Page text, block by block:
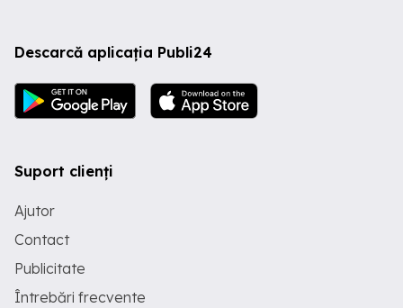
Descarcă aplicația Publi24
Suport clienți
Ajutor
Contact
Publicitate
Întrebări frecvente